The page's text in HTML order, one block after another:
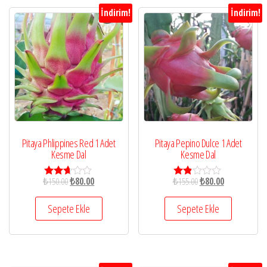
İndirim!
Pitaya Phlippines Red 1 Adet
Kesme Dal
5
2.59
oy aldı
₺150.00₺80.00
Sepete Ekle
İndirim!
Pitaya Pepino Dulce 1 Adet
Kesme Dal
5
n
1.80
aldı
₺155.00₺80.00
Sepete Ekle